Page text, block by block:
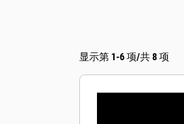
显示第 1-6 项/共 8 项